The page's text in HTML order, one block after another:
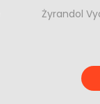
Żyrandol